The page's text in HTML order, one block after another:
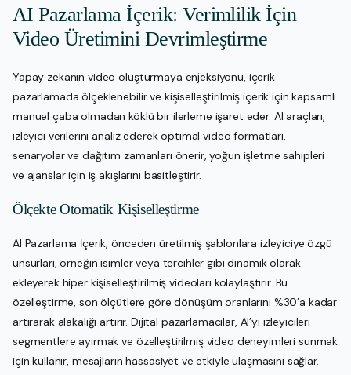
AI Pazarlama İçerik: Verimlilik İçin
Video Üretimini Devrimleştirme
Yapay zekanın video oluşturmaya enjeksiyonu, içerik
pazarlamada ölçeklenebilir ve kişiselleştirilmiş içerik için kapsamlı
manuel çaba olmadan köklü bir ilerleme işaret eder. AI araçları,
izleyici verilerini analiz ederek optimal video formatları,
senaryolar ve dağıtım zamanları önerir, yoğun işletme sahipleri
ve ajanslar için iş akışlarını basitleştirir.
Ölçekte Otomatik Kişiselleştirme
AI Pazarlama İçerik, önceden üretilmiş şablonlara izleyiciye özgü
unsurları, örneğin isimler veya tercihler gibi dinamik olarak
ekleyerek hiper kişiselleştirilmiş videoları kolaylaştırır. Bu
özelleştirme, son ölçütlere göre dönüşüm oranlarını %30’a kadar
artırarak alakalığı artırır. Dijital pazarlamacılar, AI’yi izleyicileri
segmentlere ayırmak ve özelleştirilmiş video deneyimleri sunmak
için kullanır, mesajların hassasiyet ve etkiyle ulaşmasını sağlar.